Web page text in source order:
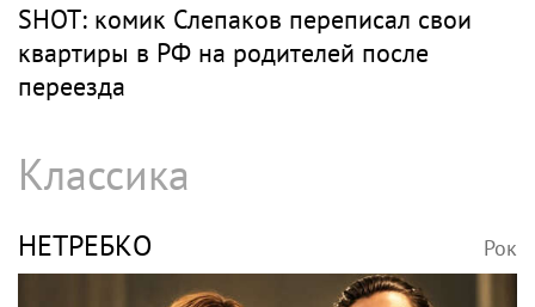
SHOT: комик Слепаков переписал свои
квартиры в РФ на родителей после
переезда
Классика
НЕТРЕБКО Рок